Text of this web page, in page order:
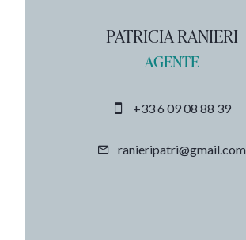
PATRICIA RANIERI
AGENTE
+33 6 09 08 88 39
ranieripatri@gmail.com